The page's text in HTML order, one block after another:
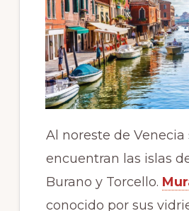
Al noreste de Venecia
encuentran las islas
Burano y Torcello.
conocido por sus